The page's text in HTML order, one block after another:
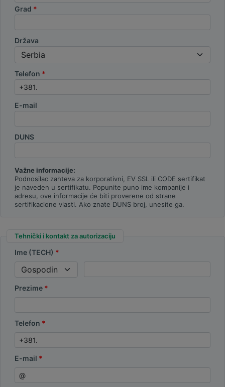
Grad
Država
Telefon
E-mail
DUNS
Važne informacije:
Podnosilac zahteva za korporativni, EV SSL ili CODE sertifikat
je naveden u sertifikatu. Popunite puno ime kompanije i
adresu, ove informacije će biti proverene od strane
sertifikacione vlasti. Ako znate DUNS broj, unesite ga.
Tehnički i kontakt za autorizaciju
Ime (TECH)
Prezime
Telefon
E-mail